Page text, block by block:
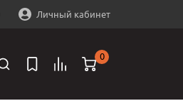
Личный кабинет
0